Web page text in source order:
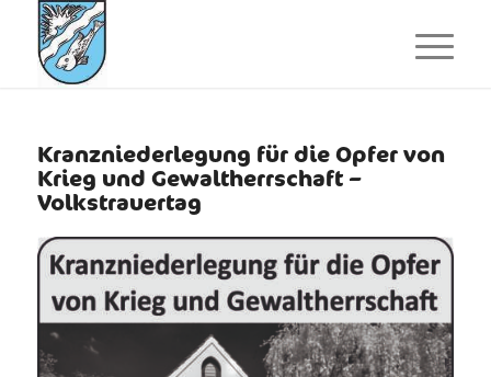
Kranzniederlegung für die Opfer von
Krieg und Gewaltherrschaft –
Volkstrauertag